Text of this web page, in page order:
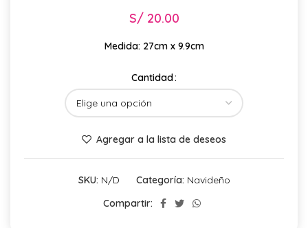
S/20.00
Medida: 27cm x 9.9cm
Cantidad
Agregar a la lista de deseos
SKU: N/D Categoría: Navideño
Compartir: